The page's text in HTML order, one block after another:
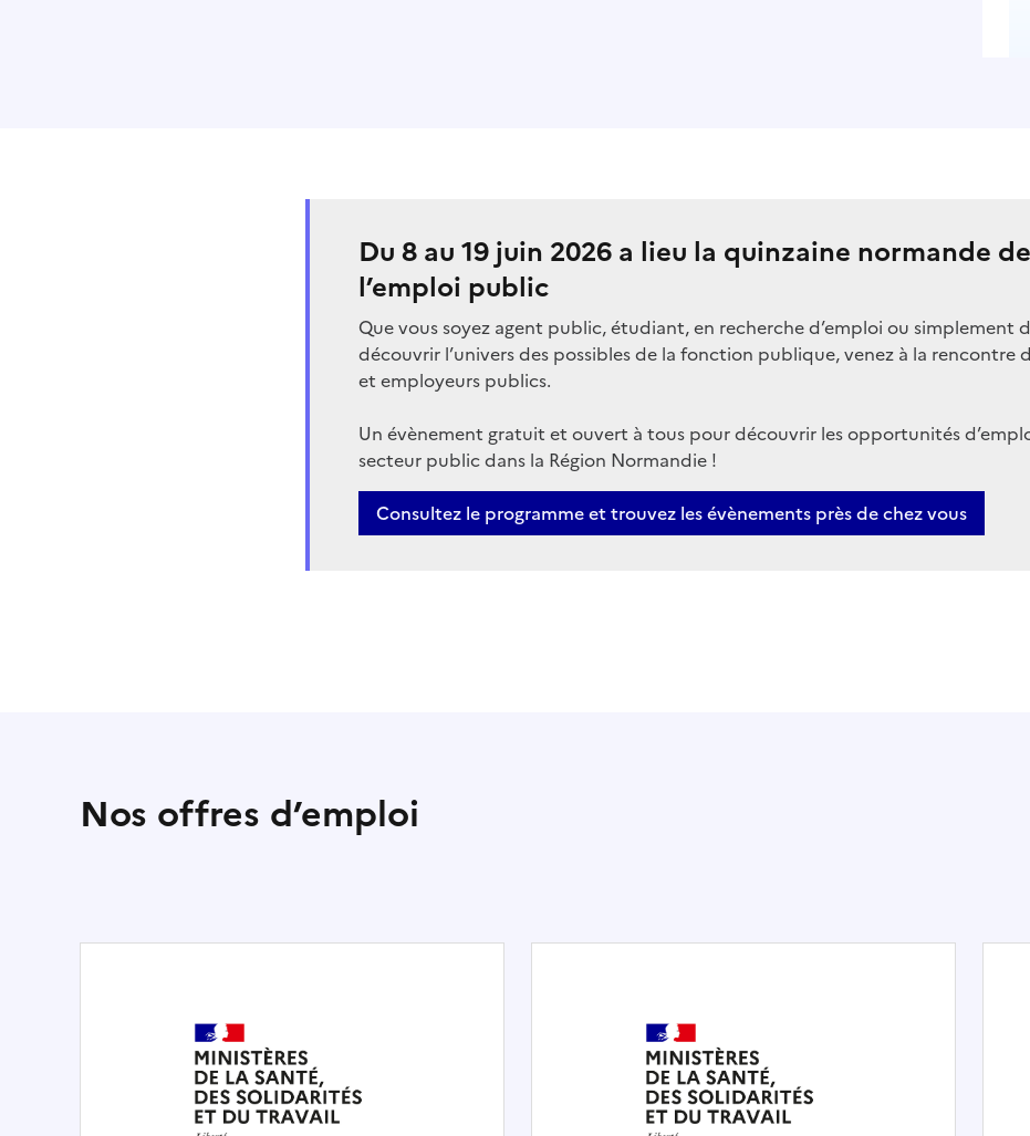
Du 8 au 19 juin 2026 a lieu la quinzaine normande de
l’emploi public
Que vous soyez agent public, étudiant, en recherche d’emploi ou simplement
découvrir l’univers des possibles de la fonction publique, venez à la rencontre
et employeurs publics.
Un évènement gratuit et ouvert à tous pour découvrir les opportunités
secteur public dans la Région Normandie !
Consultez le programme et trouvez les évènements près de chez vous
Nos offres d’emploi